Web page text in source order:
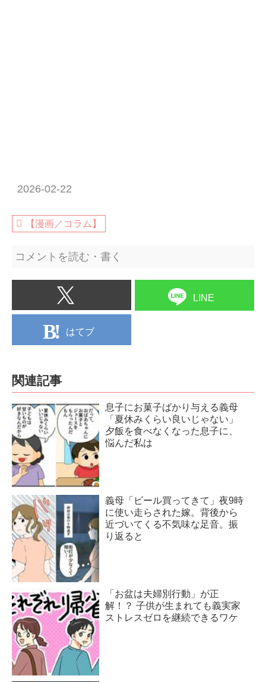
2026-02-22
【漫画／コラム】
コメントを読む・書く
LINE
はてブ
関連記事
息子にお菓子ばかり与える義母
「夏休みくらい良いじゃない」
夕飯を食べなくなった息子に、
悩んだ私は
義母「ビール買ってきて」夜9時
に使い走らされた嫁。背後から
近づいてくる不気味な足音。振
り返ると
「お盆は夫婦別行動」が正
解！？ 子供が生まれても義実家
ストレスゼロを継続できるワケ